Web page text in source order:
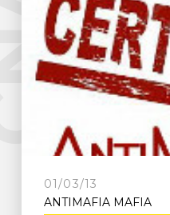
01/03/13
ANTIMAFIA MAFIA